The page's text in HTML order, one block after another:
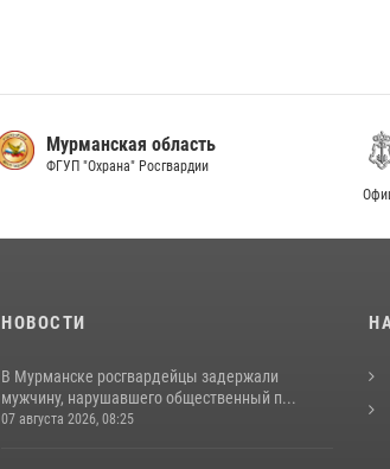
Мурманская область
ФГУП "Охрана" Росгвардии
НОВОСТИ
В Мурманске росгвардейцы задержали
мужчину, нарушавшего общественный п...
07 августа 2026, 08:25